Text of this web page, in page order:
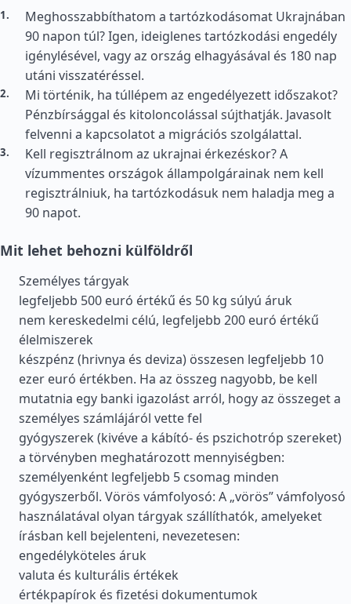
Meghosszabbíthatom a tartózkodásomat Ukrajnában
90 napon túl? Igen, ideiglenes tartózkodási engedély
igénylésével, vagy az ország elhagyásával és 180 nap
utáni visszatéréssel.
Mi történik, ha túllépem az engedélyezett időszakot?
Pénzbírsággal és kitoloncolással sújthatják. Javasolt
felvenni a kapcsolatot a migrációs szolgálattal.
Kell regisztrálnom az ukrajnai érkezéskor? A
vízummentes országok állampolgárainak nem kell
regisztrálniuk, ha tartózkodásuk nem haladja meg a
90 napot.
Mit lehet behozni külföldről
Személyes tárgyak
legfeljebb 500 euró értékű és 50 kg súlyú áruk
nem kereskedelmi célú, legfeljebb 200 euró értékű
élelmiszerek
készpénz (hrivnya és deviza) összesen legfeljebb 10
ezer euró értékben. Ha az összeg nagyobb, be kell
mutatnia egy banki igazolást arról, hogy az összeget a
személyes számlájáról vette fel
gyógyszerek (kivéve a kábító- és pszichotróp szereket)
a törvényben meghatározott mennyiségben:
személyenként legfeljebb 5 csomag minden
gyógyszerből. Vörös vámfolyosó: A „vörös” vámfolyosó
használatával olyan tárgyak szállíthatók, amelyeket
írásban kell bejelenteni, nevezetesen:
engedélyköteles áruk
valuta és kulturális értékek
értékpapírok és fizetési dokumentumok